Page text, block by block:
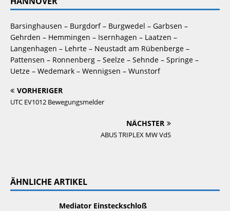
Barsinghausen – Burgdorf – Burgwedel – Garbsen –
Gehrden – Hemmingen – Isernhagen – Laatzen –
Langenhagen – Lehrte – Neustadt am Rübenberge –
Pattensen – Ronnenberg – Seelze – Sehnde – Springe –
Uetze – Wedemark – Wennigsen – Wunstorf
VORHERIGER
UTC EV1012 Bewegungsmelder
NÄCHSTER
ABUS TRIPLEX MW VdS
ÄHNLICHE ARTIKEL
Mediator Einsteckschloß